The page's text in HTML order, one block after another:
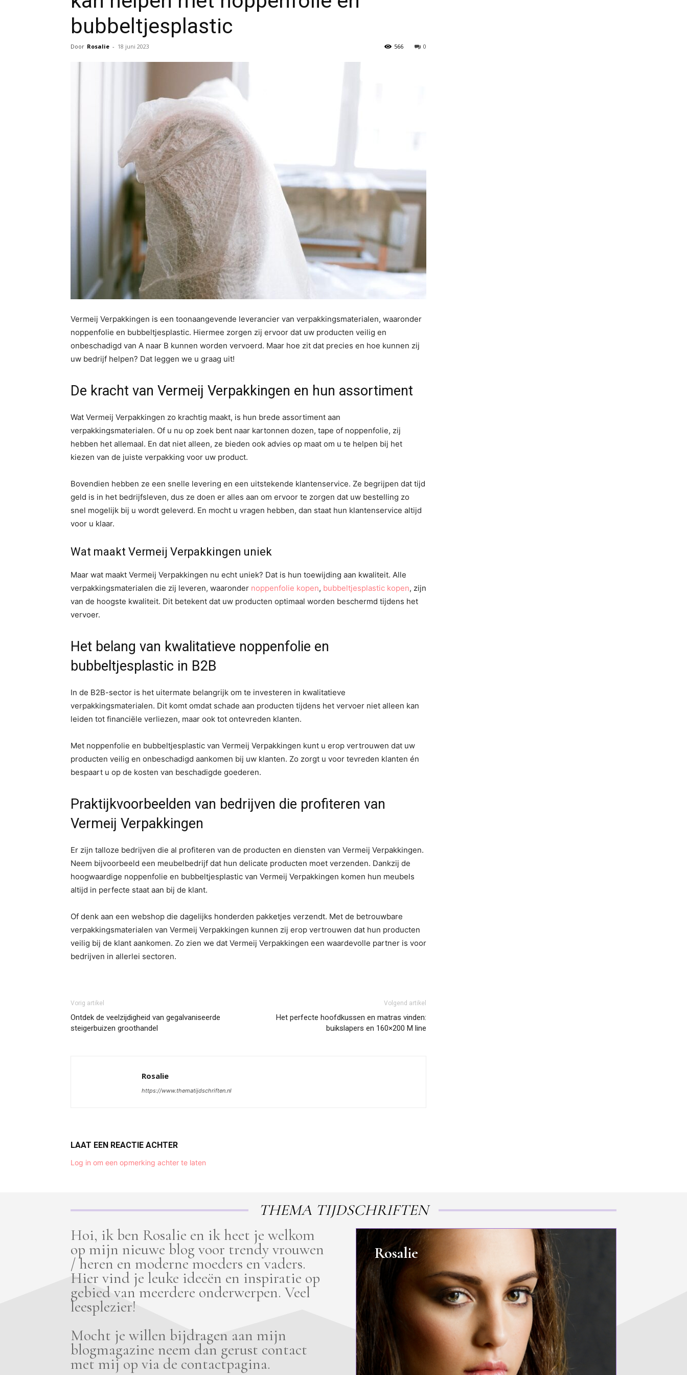
bubbeltjesplastic
Door Rosalie - 18 juni 2023 0
566
Vermeij Verpakkingen is een toonaangevende leverancier van verpakkingsmaterialen, waaronder
noppenfolie en bubbeltjesplastic. Hiermee zorgen zij ervoor dat uw producten veilig en
onbeschadigd van A naar B kunnen worden vervoerd. Maar hoe zit dat precies en hoe kunnen zij
uw bedrijf helpen? Dat leggen we u graag uit!
De kracht van Vermeij Verpakkingen en hun assortiment
Wat Vermeij Verpakkingen zo krachtig maakt, is hun brede assortiment aan
verpakkingsmaterialen. Of u nu op zoek bent naar kartonnen dozen, tape of noppenfolie, zij
hebben het allemaal. En dat niet alleen, ze bieden ook advies op maat om u te helpen bij het
kiezen van de juiste verpakking voor uw product.
Bovendien hebben ze een snelle levering en een uitstekende klantenservice. Ze begrijpen dat tijd
geld is in het bedrijfsleven, dus ze doen er alles aan om ervoor te zorgen dat uw bestelling zo
snel mogelijk bij u wordt geleverd. En mocht u vragen hebben, dan staat hun klantenservice altijd
voor u klaar.
Wat maakt Vermeij Verpakkingen uniek
Maar wat maakt Vermeij Verpakkingen nu echt uniek? Dat is hun toewijding aan kwaliteit. Alle
verpakkingsmaterialen die zij leveren, waaronder noppenfolie kopen, bubbeltjesplastic kopen, zijn
van de hoogste kwaliteit. Dit betekent dat uw producten optimaal worden beschermd tijdens het
vervoer.
Het belang van kwalitatieve noppenfolie en
bubbeltjesplastic in B2B
In de B2B-sector is het uitermate belangrijk om te investeren in kwalitatieve
verpakkingsmaterialen. Dit komt omdat schade aan producten tijdens het vervoer niet alleen kan
leiden tot financiële verliezen, maar ook tot ontevreden klanten.
Met noppenfolie en bubbeltjesplastic van Vermeij Verpakkingen kunt u erop vertrouwen dat uw
producten veilig en onbeschadigd aankomen bij uw klanten. Zo zorgt u voor tevreden klanten én
bespaart u op de kosten van beschadigde goederen.
Praktijkvoorbeelden van bedrijven die profiteren van
Vermeij Verpakkingen
Er zijn talloze bedrijven die al profiteren van de producten en diensten van Vermeij Verpakkingen.
Neem bijvoorbeeld een meubelbedrijf dat hun delicate producten moet verzenden. Dankzij de
hoogwaardige noppenfolie en bubbeltjesplastic van Vermeij Verpakkingen komen hun meubels
altijd in perfecte staat aan bij de klant.
Of denk aan een webshop die dagelijks honderden pakketjes verzendt. Met de betrouwbare
verpakkingsmaterialen van Vermeij Verpakkingen kunnen zij erop vertrouwen dat hun producten
veilig bij de klant aankomen. Zo zien we dat Vermeij Verpakkingen een waardevolle partner is voor
bedrijven in allerlei sectoren.
Vorig artikel
Ontdek de veelzijdigheid van gegalvaniseerde
steigerbuizen groothandel
Volgend artikel
Het perfecte hoofdkussen en matras vinden:
buikslapers en 160×200 M line
Rosalie
https://www.thematijdschriften.nl
LAAT EEN REACTIE ACHTER
Log in om een opmerking achter te laten
THEMA TIJDSCHRIFTEN
Hoi, ik ben Rosalie en ik heet je welkom
op mijn nieuwe blog voor trendy vrouwen
/ heren en moderne moeders en vaders.
Hier vind je leuke ideeën en inspiratie op
gebied van meerdere onderwerpen. Veel
leesplezier!
Mocht je willen bijdragen aan mijn
blogmagazine neem dan gerust contact
met mij op via de contactpagina.
Rosalie